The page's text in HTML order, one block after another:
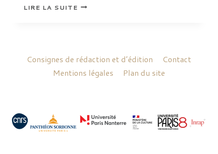
LIRE LA SUITENOUS
AVONS
DE
HELLÉNIQUE.
Consignes de rédaction et d’édition
Contact
Mentions légales
Plan du site